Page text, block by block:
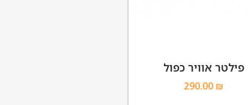
פילטר אוויר כפול
290.00 ₪